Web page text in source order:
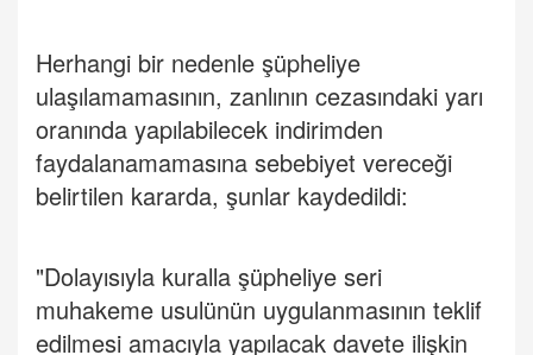
Herhangi bir nedenle şüpheliye
ulaşılamamasının, zanlının cezasındaki yarı
oranında yapılabilecek indirimden
faydalanamamasına sebebiyet vereceği
belirtilen kararda, şunlar kaydedildi:
"Dolayısıyla kuralla şüpheliye seri
muhakeme usulünün uygulanmasının teklif
edilmesi amacıyla yapılacak davete ilişkin